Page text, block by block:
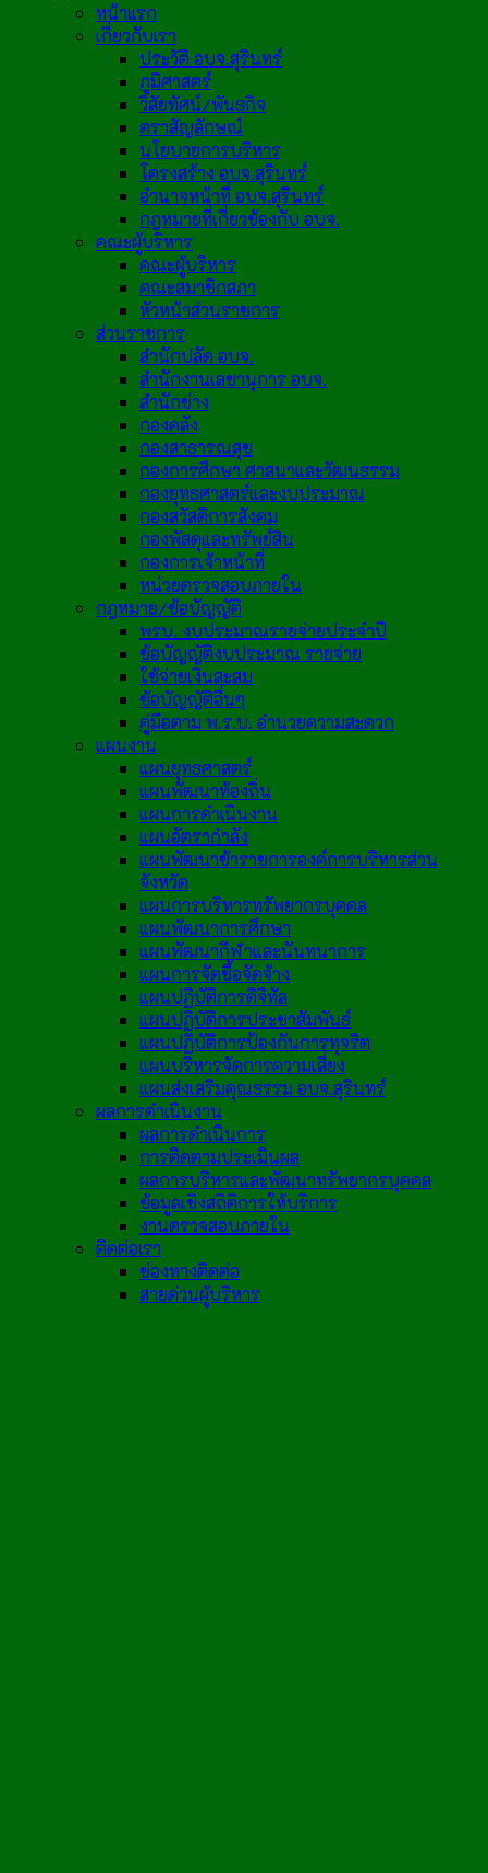
หน้าแรก
เกี่ยวกับเรา
ประวัติ อบจ.สุรินทร์
ภูมิศาสตร์
วิสัยทัศน์/พันธกิจ
ตราสัญลักษณ์
นโยบายการบริหาร
โครงสร้าง อบจ.สุรินทร์
อำนาจหน้าที่ อบจ.สุรินทร์
กฎหมายที่เกี่ยวข้องกับ อบจ.
คณะผู้บริหาร
คณะผู้บริหาร
คณะสมาชิกสภา
หัวหน้าส่วนราชการ
ส่วนราชการ
สำนักปลัด อบจ.
สำนักงานเลขานุการ อบจ.
สำนักช่าง
กองคลัง
กองสาธารณสุข
กองการศึกษา ศาสนาและวัฒนธรรม
กองยุทธศาสตร์และงบประมาณ
กองสวัสดิการสังคม
กองพัสดุและทรัพย์สิน
กองการเจ้าหน้าที่
หน่วยตรวจสอบภายใน
กฎหมาย/ข้อบัญญัติ
พรบ. งบประมาณรายจ่ายประจำปี
ข้อบัญญัติงบประมาณ รายจ่าย
ใช้จ่ายเงินสะสม
ข้อบัญญัติอื่นๆ
คู่มือตาม พ.ร.บ. อำนวยความสะดวก
แผนงาน
แผนยุทธศาสตร์
แผนพัฒนาท้องถิ่น
แผนการดำเนินงาน
แผนอัตรากำลัง
แผนพัฒนาข้าราชการองค์การบริหารส่วน
จังหวัด
แผนการบริหารทรัพยากรบุคคล
แผนพัฒนาการศึกษา
แผนพัฒนากีฬาและนันทนาการ
แผนการจัดซื้อจัดจ้าง
แผนปฏิบัติการดิจิทัล
แผนปฏิบัติการประชาสัมพันธ์
แผนปฏิบัติการป้องกันการทุจริต
แผนบริหารจัดการความเสี่ยง
แผนส่งเสริมคุณธรรม อบจ.สุรินทร์
ผลการดำเนินงาน
ผลการดำเนินการ
การติดตามประเมินผล
ผลการบริหารและพัฒนาทรัพยากรบุคคล
ข้อมูลเชิงสถิติการให้บริการ
งานตรวจสอบภายใน
ติดต่อเรา
ช่องทางติดต่อ
สายด่วนผู้บริหาร